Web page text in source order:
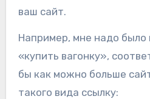
ваш сайт.
Например, мне надо было
«купить вагонку»,
бы как можно больше
такого вида ссылку: